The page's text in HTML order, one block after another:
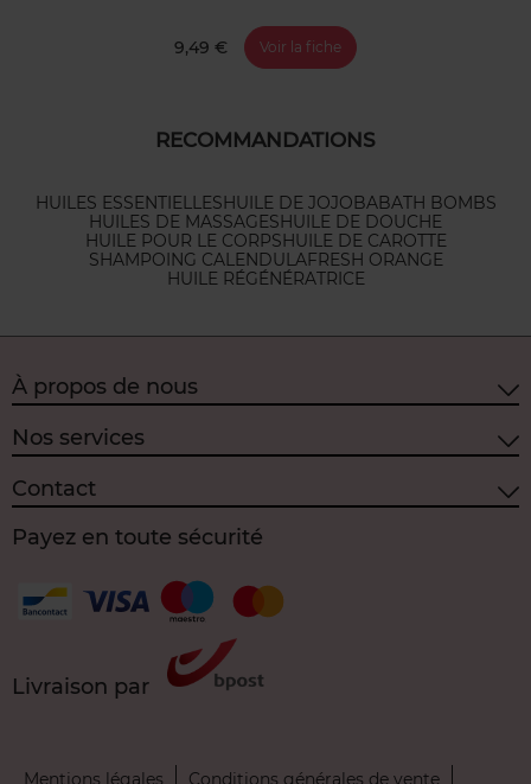
9,49 € Voir la fiche
RECOMMANDATIONS
HUILES ESSENTIELLESHUILE DE JOJOBABATH BOMBS
HUILES DE MASSAGESHUILE DE DOUCHE
HUILE POUR LE CORPSHUILE DE CAROTTE
SHAMPOING CALENDULAFRESH ORANGE
HUILE RÉGÉNÉRATRICE
À propos de nous
Nos services
Contact
Payez en toute sécurité
Livraison par
Mentions légales Conditions générales de vente